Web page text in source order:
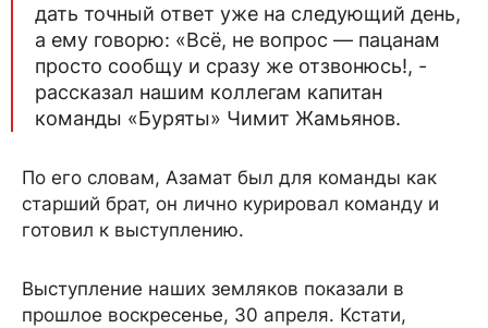
дать точный ответ уже на следующий день,
а ему говорю: «Всё, не вопрос — пацанам
просто сообщу и сразу же отзвонюсь!, -
рассказал нашим коллегам капитан
команды «Буряты» Чимит Жамьянов.
По его словам, Азамат был для команды как
старший брат, он лично курировал команду и
готовил к выступлению.
Выступление наших земляков показали в
прошлое воскресенье, 30 апреля. Кстати,